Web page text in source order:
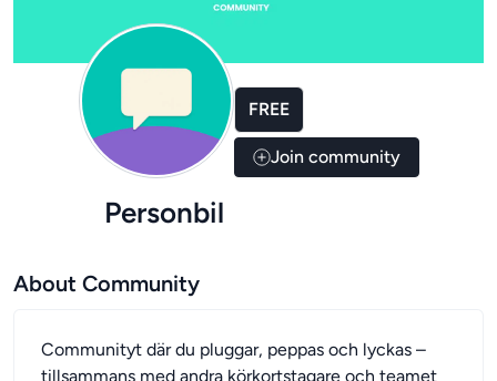
Personbil
FREE
Join community
About Community
Communityt där du pluggar, peppas och lyckas –
tillsammans med andra körkortstagare och teamet